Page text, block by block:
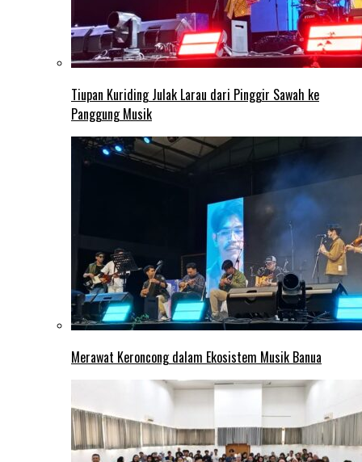
Tiupan Kuriding Julak Larau dari Pinggir Sawah ke
Panggung Musik
Merawat Keroncong dalam Ekosistem Musik Banua